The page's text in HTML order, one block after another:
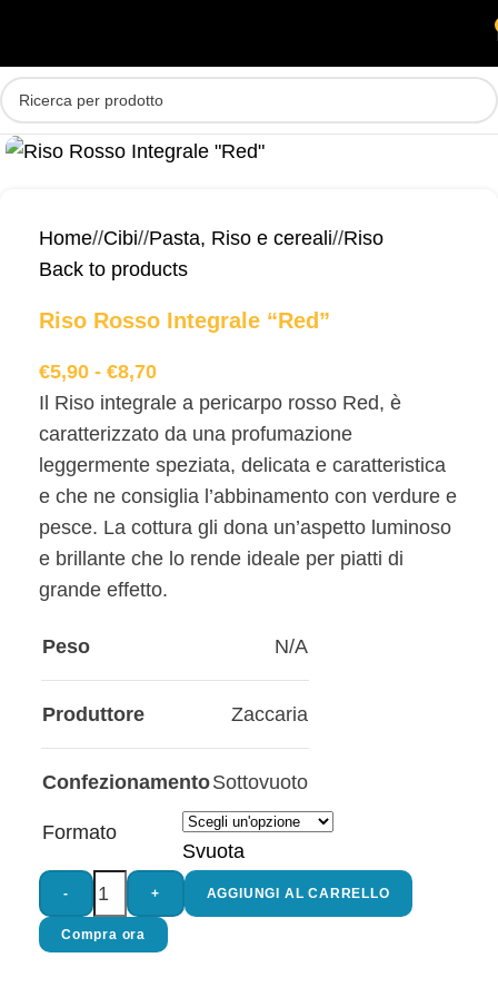
Home/ Cibi/ Pasta, Riso e cereali/ Riso
Back to products
Riso Rosso Integrale “Red”
€5,90 - €8,70
Il Riso integrale a pericarpo rosso Red, è
caratterizzato da una profumazione
leggermente speziata, delicata e caratteristica
e che ne consiglia l’abbinamento con verdure e
pesce. La cottura gli dona un’aspetto luminoso
e brillante che lo rende ideale per piatti di
grande effetto.
Peso N/A
Produttore Zaccaria
ConfezionamentoSottovuoto
Formato
Svuota
- + AGGIUNGI AL CARRELLO
Compra ora